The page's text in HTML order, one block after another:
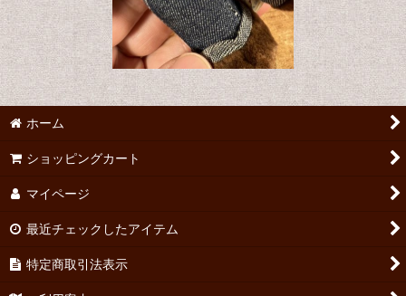
ホーム
ショッピングカート
マイページ
最近チェックしたアイテム
特定商取引法表示